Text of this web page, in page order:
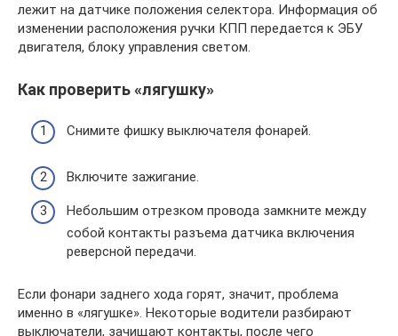
лежит на датчике положения селектора. Информация об
изменении расположения ручки КПП передается к ЭБУ
двигателя, блоку управления светом.
Как проверить «лягушку»
Снимите фишку выключателя фонарей.
Включите зажигание.
Небольшим отрезком провода замкните между
собой контакты разъема датчика включения
реверсной передачи.
Если фонари заднего хода горят, значит, проблема
именно в «лягушке». Некоторые водители разбирают
выключатели, зачищают контакты, после чего